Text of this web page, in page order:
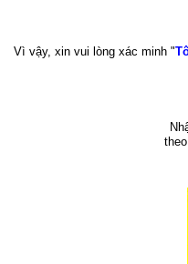
Vì vậy, xin vui lòng xác minh "